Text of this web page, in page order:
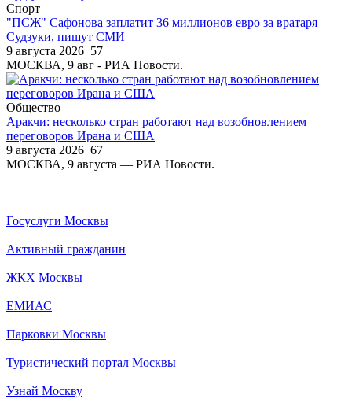
Спорт
"ПСЖ" Сафонова заплатит 36 миллионов евро за вратаря
Судзуки, пишут СМИ
9 августа 2026 57
МОСКВА, 9 авг - РИА Новости.
Общество
Аракчи: несколько стран работают над возобновлением
переговоров Ирана и США
9 августа 2026 67
МОСКВА, 9 августа — РИА Новости.
Госуслуги Москвы
Активный гражданин
ЖКХ Москвы
ЕМИАС
Парковки Москвы
Туристический портал Москвы
Узнай Москву